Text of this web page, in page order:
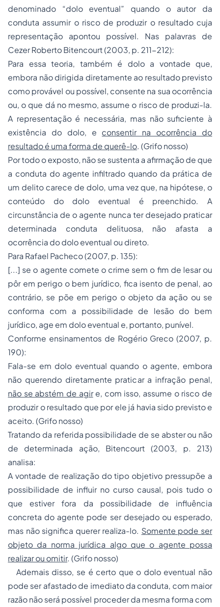
denominado “dolo eventual” quando o autor da
conduta assumir o risco de produzir o resultado cuja
representação apontou possível. Nas palavras de
Cezer Roberto Bitencourt (2003, p. 211-212):
Para essa teoria, também é dolo a vontade que,
embora não dirigida diretamente ao resultado previsto
como provável ou possível, consente na sua ocorrência
ou, o que dá no mesmo, assume o risco de produzi-la.
A representação é necessária, mas não suficiente à
existência do dolo, e consentir na ocorrência do
resultado é uma forma de querê-lo. (Grifo nosso)
Por todo o exposto, não se sustenta a afirmação de que
a conduta do agente infiltrado quando da prática de
um delito carece de dolo, uma vez que, na hipótese, o
conteúdo do dolo eventual é preenchido. A
circunstância de o agente nunca ter desejado praticar
determinada conduta delituosa, não afasta a
ocorrência do dolo eventual ou direto.
Para Rafael Pacheco (2007, p. 135):
[...] se o agente comete o crime sem o fim de lesar ou
pôr em perigo o bem jurídico, fica isento de penal, ao
contrário, se põe em perigo o objeto da ação ou se
conforma com a possibilidade de lesão do bem
jurídico, age em dolo eventual e, portanto, punível.
Conforme ensinamentos de Rogério Greco (2007, p.
190):
Fala-se em dolo eventual quando o agente, embora
não querendo diretamente praticar a infração penal,
não se abstém de agire, com isso, assume o risco de
produzir o resultado que por ele já havia sido previsto e
aceito. (Grifo nosso)
Tratando da referida possibilidade de se abster ou não
de determinada ação, Bitencourt (2003, p. 213)
analisa:
A vontade de realização do tipo objetivo pressupõe a
possibilidade de influir no curso causal, pois tudo o
que estiver fora da possibilidade de influência
concreta do agente pode ser desejado ou esperado,
mas não significa querer realiza-lo. Somente pode ser
objeto da norma jurídica algo que o agente possa
realizar ou omitir. (Grifo nosso)
Ademais disso, se é certo que o dolo eventual não
pode ser afastado de imediato da conduta, com maior
razão não será possível proceder da mesma forma com